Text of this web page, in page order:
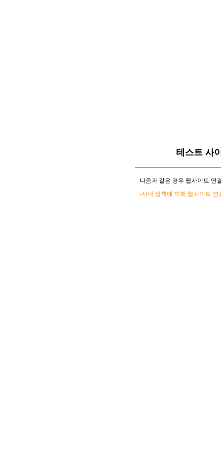
테스트 사
다음과 같은 경우 웹사이트 연
-사내 정책에 의해 웹사이트